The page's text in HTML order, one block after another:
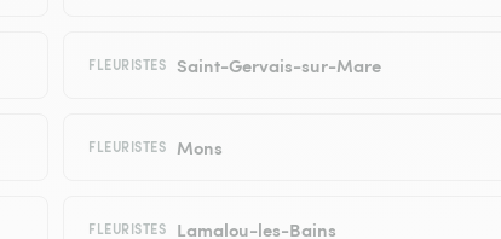
FLEURISTES Saint-Gervais-sur-Mare
FLEURISTES Mons
FLEURISTES Lamalou-les-Bains